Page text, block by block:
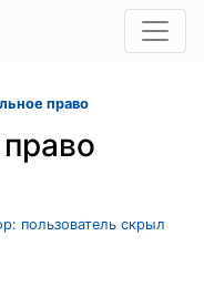
право
пользователь скрыл